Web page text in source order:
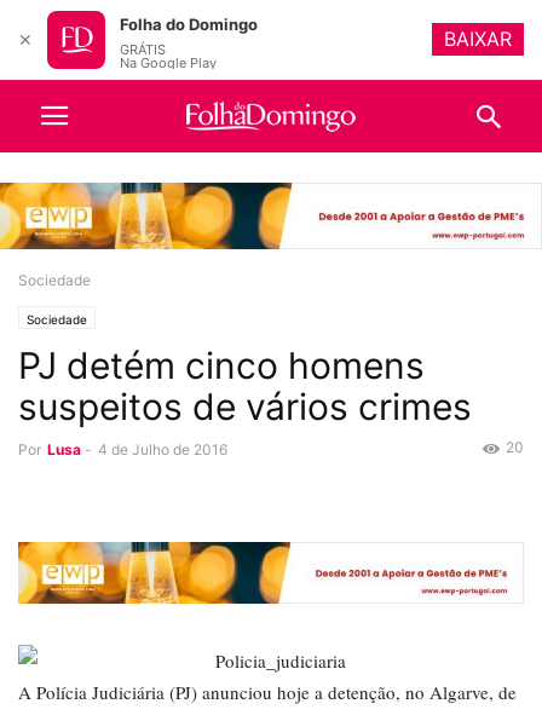
Sociedade
Sociedade
PJ detém cinco homens
suspeitos de vários crimes
Por Lusa - 4 de Julho de 2016 20
A Polícia Judiciária (PJ) anunciou hoje a detenção, no Algarve, de
✕
Folha do Domingo
GRÁTIS
Na Google Play
BAIXAR